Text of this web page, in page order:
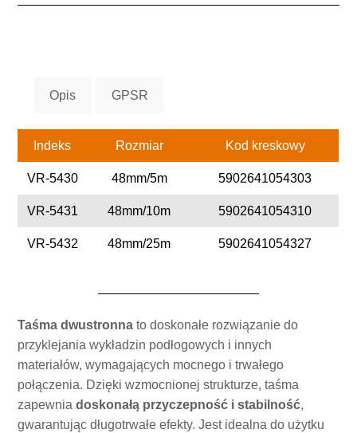
Opis GPSR
Indeks Rozmiar Kod kreskowy
VR-5430 48mm/5m 5902641054303
VR-5431 48mm/10m 5902641054310
VR-5432 48mm/25m 5902641054327
Taśma dwustronna to doskonałe rozwiązanie do
przyklejania wykładzin podłogowych i innych
materiałów, wymagających mocnego i trwałego
połączenia. Dzięki wzmocnionej strukturze, taśma
zapewniadoskonałą przyczepność i stabilność,
gwarantując długotrwałe efekty. Jest idealna do użytku